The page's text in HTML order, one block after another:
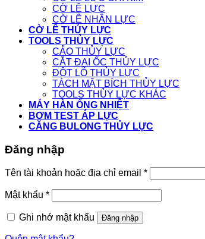
CỜ LÊ LỰC
CỜ LÊ NHÂN LỰC
CỜ LÊ THỦY LỰC
TOOLS THỦY LỰC
CẢO THỦY LỰC
CẮT ĐAI ỐC THỦY LỰC
ĐỘT LỖ THỦY LỰC
TÁCH MẶT BÍCH THỦY LỰC
TOOLS THỦY LỰC KHÁC
MÁY HÀN ỐNG NHIỆT
BƠM TEST ÁP LỰC
CĂNG BULONG THỦY LỰC
Đăng nhập
Tên tài khoản hoặc địa chỉ email *
Mật khẩu *
Ghi nhớ mật khẩu Đăng nhập